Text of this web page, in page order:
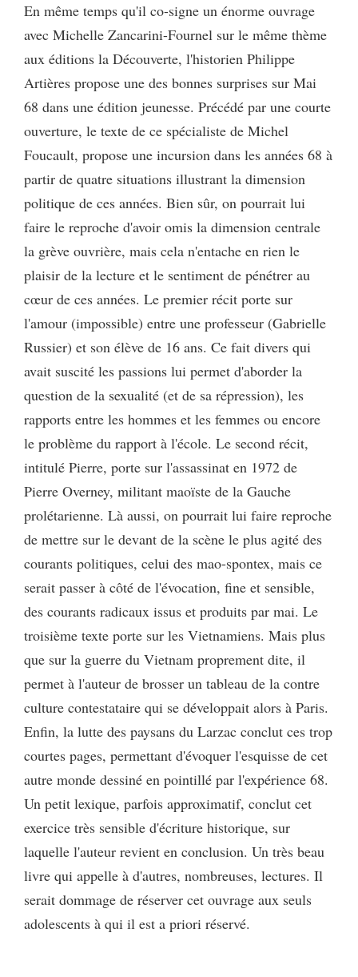
En même temps qu'il co-signe un énorme ouvrage
avec Michelle Zancarini-Fournel sur le même thème
aux éditions la Découverte, l'historien Philippe
Artières propose une des bonnes surprises sur Mai
68 dans une édition jeunesse. Précédé par une courte
ouverture, le texte de ce spécialiste de Michel
Foucault, propose une incursion dans les années 68 à
partir de quatre situations illustrant la dimension
politique de ces années. Bien sûr, on pourrait lui
faire le reproche d'avoir omis la dimension centrale
la grève ouvrière, mais cela n'entache en rien le
plaisir de la lecture et le sentiment de pénétrer au
cœur de ces années. Le premier récit porte sur
l'amour (impossible) entre une professeur (Gabrielle
Russier) et son élève de 16 ans. Ce fait divers qui
avait suscité les passions lui permet d'aborder la
question de la sexualité (et de sa répression), les
rapports entre les hommes et les femmes ou encore
le problème du rapport à l'école. Le second récit,
intitulé Pierre, porte sur l'assassinat en 1972 de
Pierre Overney, militant maoïste de la Gauche
prolétarienne. Là aussi, on pourrait lui faire reproche
de mettre sur le devant de la scène le plus agité des
courants politiques, celui des mao-spontex, mais ce
serait passer à côté de l'évocation, fine et sensible,
des courants radicaux issus et produits par mai. Le
troisième texte porte sur les Vietnamiens. Mais plus
que sur la guerre du Vietnam proprement dite, il
permet à l'auteur de brosser un tableau de la contre
culture contestataire qui se développait alors à Paris.
Enfin, la lutte des paysans du Larzac conclut ces trop
courtes pages, permettant d'évoquer l'esquisse de cet
autre monde dessiné en pointillé par l'expérience 68.
Un petit lexique, parfois approximatif, conclut cet
exercice très sensible d'écriture historique, sur
laquelle l'auteur revient en conclusion. Un très beau
livre qui appelle à d'autres, nombreuses, lectures. Il
serait dommage de réserver cet ouvrage aux seuls
adolescents à qui il est a priori réservé.